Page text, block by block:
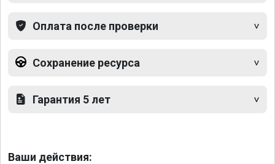
Оплата после проверки
Сохранение ресурса
Гарантия 5 лет
Ваши действия: